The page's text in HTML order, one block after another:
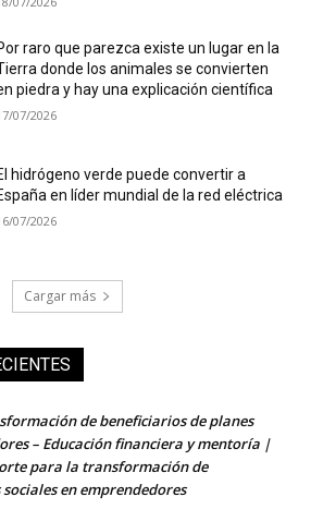
raro que parezca existe un lugar en la
donde los animales se convierten
piedra y hay una explicación científica
07/2026
hidrógeno verde puede convertir a
en líder mundial de la red eléctrica
07/2026
Cargar más
de beneficiarios de planes
– Educación financiera y mentoría |
para la transformación de
en emprendedores